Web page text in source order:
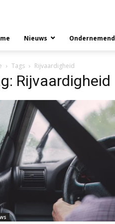
Nieuws Ondernemend
Tags Rijvaardigheid
Rijvaardigheid